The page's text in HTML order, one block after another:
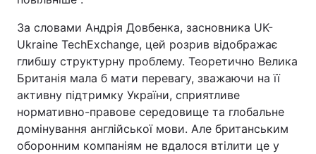
За словами Андрія Довбенка, засновника UK-
Ukraine TechExchange, цей розрив відображає
глибшу структурну проблему. Теоретично Велика
Британія мала б мати перевагу, зважаючи на її
активну підтримку України, сприятливе
нормативно-правове середовище та глобальне
домінування англійської мови. Але британським
оборонним компаніям не вдалося втілити це у